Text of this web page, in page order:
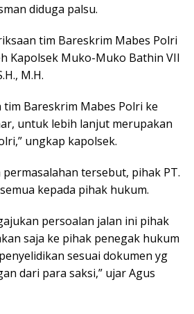
diduga palsu.
tim Bareskrim Mabes Polri
Kapolsek Muko-Muko Bathin VII
M.H.
tim Bareskrim Mabes Polri ke
untuk lebih lanjut merupakan
ungkap kapolsek.
tersebut, pihak PT.
kepada pihak hukum.
persoalan jalan ini pihak
saja ke pihak penegak hukum
sesuai dokumen yg
dari para saksi,” ujar Agus